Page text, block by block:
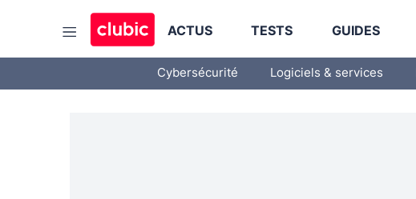
ACTUS TESTS GUIDES
Cybersécurité Logiciels & services